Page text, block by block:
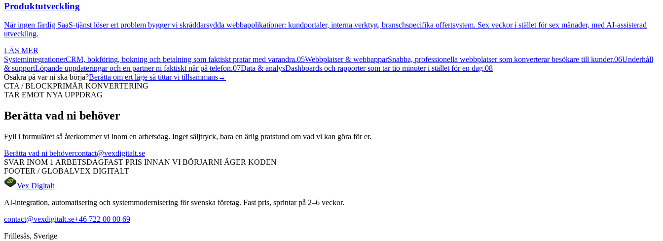
Produktutveckling
När ingen färdig SaaS-tjänst löser ert problem bygger vi skräddarsydda webbapplikationer: kundportaler, interna verktyg, branschspecifika offertsystem. Sex veckor i stället för sex månader, med AI-assisterad
utveckling.
LÄS MER
SystemintegrationerCRM, bokföring, bokning och betalning som faktiskt pratar med varandra.05Webbplatser & webbapparSnabba, professionella webbplatser som konverterar besökare till kunder.06Underhåll
& supportLöpande uppdateringar och en partner ni faktiskt når på telefon.07Data & analysDashboards och rapporter som tar tio minuter i stället för en dag.08
Osäkra på var ni ska börja?Berätta om ert läge så tittar vi tillsammans→
CTA / BLOCKPRIMÄR KONVERTERING
TAR EMOT NYA UPPDRAG
Berätta vad ni behöver
Fyll i formuläret så återkommer vi inom en arbetsdag. Inget säljtryck, bara en ärlig pratstund om vad vi kan göra för er.
Berätta vad ni behövercontact@vexdigitalt.se
SVAR INOM 1 ARBETSDAGFAST PRIS INNAN VI BÖRJARNI ÄGER KODEN
FOOTER / GLOBALVEX DIGITALT
Vex Digitalt
AI-integration, automatisering och systemmodernisering för svenska företag. Fast pris, sprintar på 2–6 veckor.
contact@vexdigitalt.se+46 722 00 00 69
Frillesås, Sverige